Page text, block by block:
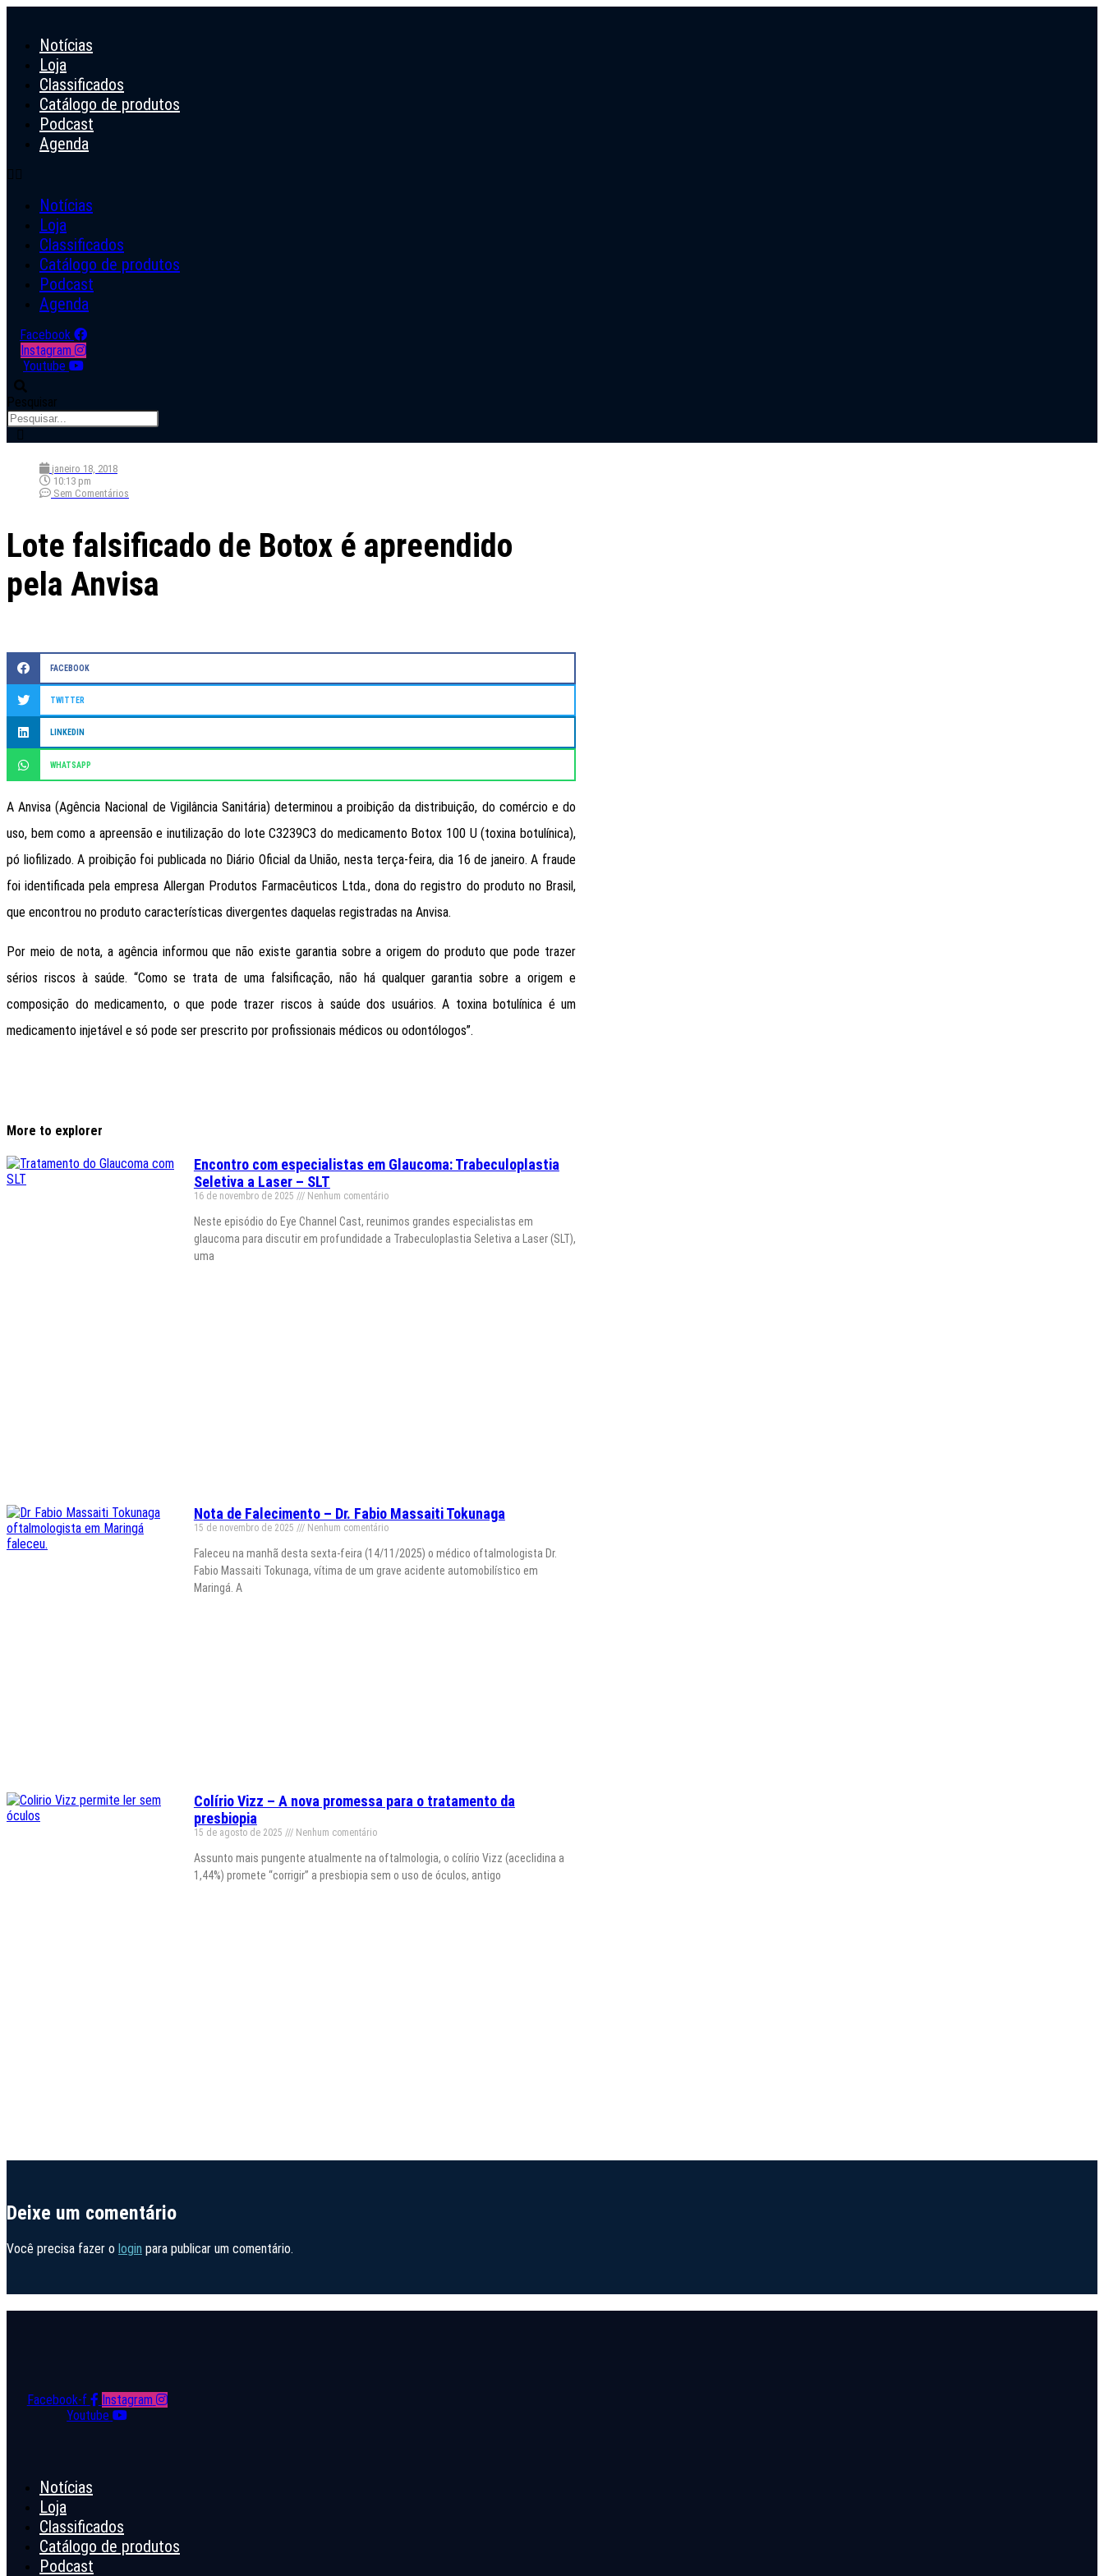
conteúdo
Notícias
Loja
Classificados
Catálogo de produtos
Podcast
Agenda
Notícias
Loja
Classificados
Catálogo de produtos
Podcast
Agenda
Facebook
Instagram
Youtube
Pesquisar
janeiro 18, 2018
10:13 pm
Sem Comentários
Lote falsificado de Botox é apreendido
pela Anvisa
FACEBOOK
TWITTER
LINKEDIN
WHATSAPP
A Anvisa (Agência Nacional de Vigilância Sanitária) determinou a proibição da distribuição, do comércio e do
uso, bem como a apreensão e inutilização do lote C3239C3 do medicamento Botox 100 U (toxina botulínica),
pó liofilizado. A proibição foi publicada no Diário Oficial da União, nesta terça-feira, dia 16 de janeiro. A fraude
foi identificada pela empresa Allergan Produtos Farmacêuticos Ltda., dona do registro do produto no Brasil,
que encontrou no produto características divergentes daquelas registradas na Anvisa.
Por meio de nota, a agência informou que não existe garantia sobre a origem do produto que pode trazer
sérios riscos à saúde. “Como se trata de uma falsificação, não há qualquer garantia sobre a origem e
composição do medicamento, o que pode trazer riscos à saúde dos usuários. A toxina botulínica é um
medicamento injetável e só pode ser prescrito por profissionais médicos ou odontólogos”.
More to explorer
Encontro com especialistas em Glaucoma: Trabeculoplastia
Seletiva a Laser – SLT
16 de novembro de 2025 Nenhum comentário
Neste episódio do Eye Channel Cast, reunimos grandes especialistas em
glaucoma para discutir em profundidade a Trabeculoplastia Seletiva a Laser (SLT),
uma
Nota de Falecimento – Dr. Fabio Massaiti Tokunaga
15 de novembro de 2025 Nenhum comentário
Faleceu na manhã desta sexta-feira (14/11/2025) o médico oftalmologista Dr.
Fabio Massaiti Tokunaga, vítima de um grave acidente automobilístico em
Maringá. A
Colírio Vizz – A nova promessa para o tratamento da
presbiopia
15 de agosto de 2025 Nenhum comentário
Assunto mais pungente atualmente na oftalmologia, o colírio Vizz (aceclidina a
1,44%) promete “corrigir” a presbiopia sem o uso de óculos, antigo
Deixe um comentário
Você precisa fazer o login para publicar um comentário.
Facebook-f
Instagram
Youtube
Notícias
Loja
Classificados
Catálogo de produtos
Podcast